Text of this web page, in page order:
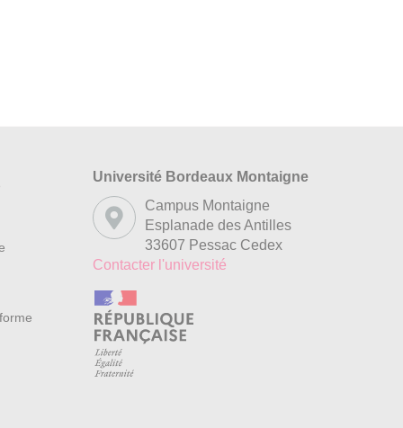
Université Bordeaux Montaigne
Campus Montaigne
Esplanade des Antilles
33607 Pessac Cedex
Contacter l'université